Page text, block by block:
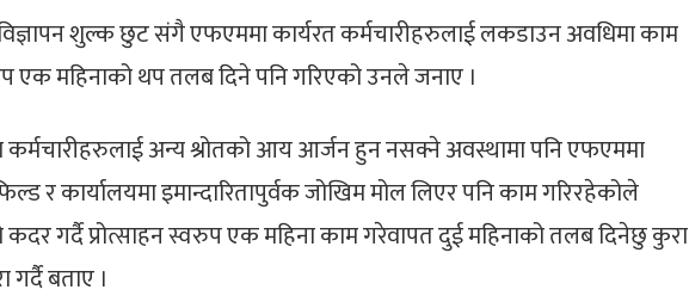
शुल्क छुट संगै एफएममा कार्यरत कर्मचारीहरुलाई लकडाउन अवधिमा काम
एक महिनाको थप तलब दिने पनि गरिएको उनले जनाए ।
अन्य श्रोतको आय आर्जन हुन नसक्ने अवस्थामा पनि एफएममा
र कार्यालयमा इमान्दारितापुर्वक जोखिम मोल लिएर पनि काम गरिरहेकोले
गर्दै प्रोत्साहन स्वरुप एक महिना काम गरेवापत दुई महिनाको तलब दिनेछु कुरा
बताए ।